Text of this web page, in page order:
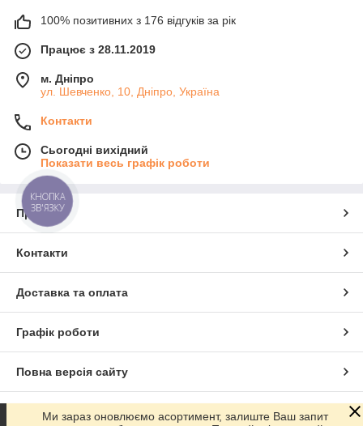
100% позитивних з 176 відгуків за рік
Працює з 28.11.2019
м. Дніпро
ул. Шевченко, 10, Дніпро, Україна
Контакти
Сьогодні вихідний
Показати весь графік роботи
Про нас
Контакти
Доставка та оплата
Графік роботи
Повна версія сайту
Сайт створено на маркетплейсіProm.ua
Ми зараз оновлюємо асортимент, залиште Ваш запит
КНОПКА
ЗВ'ЯЗКУ